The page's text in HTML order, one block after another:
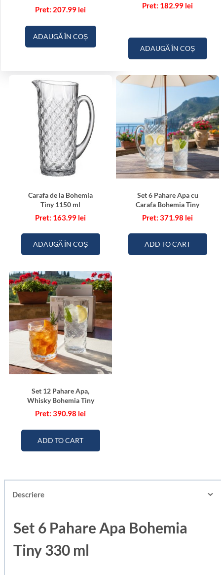
5.00
207.99 lei
ADAUGĂ ÎN COȘ
5.00
182.99 lei
ADAUGĂ ÎN COȘ
Carafa de la Bohemia
Tiny 1150 ml
163.99 lei
ADAUGĂ ÎN COȘ
Set 6 Pahare Apa cu
Carafa Bohemia Tiny
371.98 lei
ADD TO CART
Set 12 Pahare Apa,
Whisky Bohemia Tiny
390.98 lei
ADD TO CART
Descriere
Set 6 Pahare Apa Bohemia
Tiny 330 ml